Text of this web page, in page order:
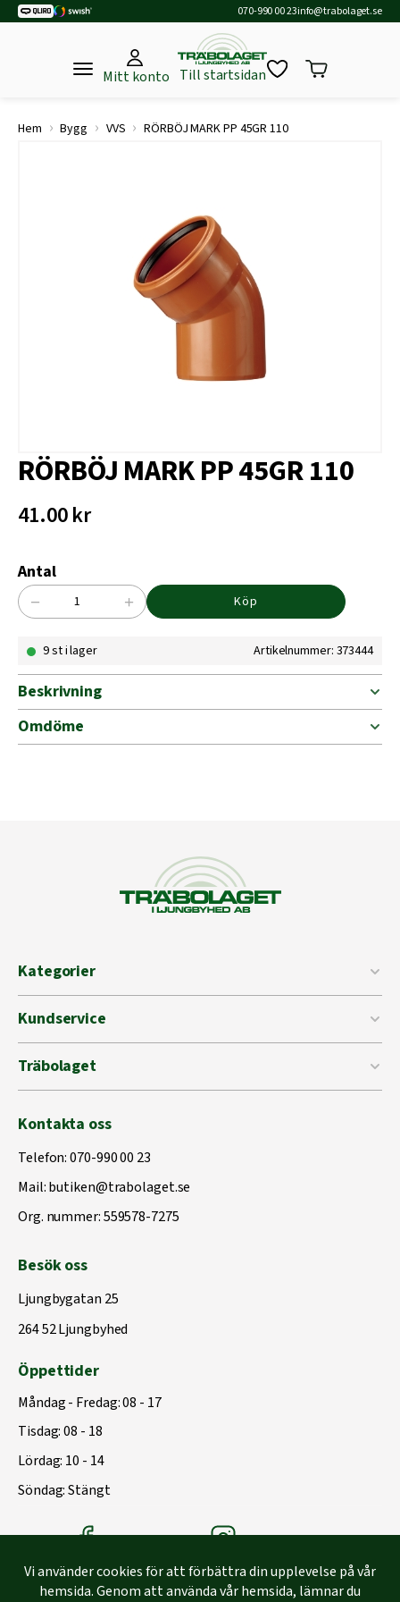
070-990 00 23info@trabolaget.se
Mitt konto Till startsidan
Hem › Bygg › VVS › RÖRBÖJ MARK PP 45GR 110
RÖRBÖJ MARK PP 45GR 110
41.00kr
Antal
RÖRBÖJ
PP
110
− + Köp
9 st i lager Artikelnummer: 373444
Beskrivning
Omdöme
Kategorier
Kundservice
Träbolaget
Kontakta oss
Telefon:070-990 00 23
Mail:butiken@trabolaget.se
Org. nummer: 559578-7275
Besök oss
Ljungbygatan 25
264 52 Ljungbyhed
Öppettider
Måndag - Fredag: 08 - 17
Tisdag: 08 - 18
Lördag: 10 - 14
Söndag: Stängt
Träbolagets FacebookTräbolagets instagram